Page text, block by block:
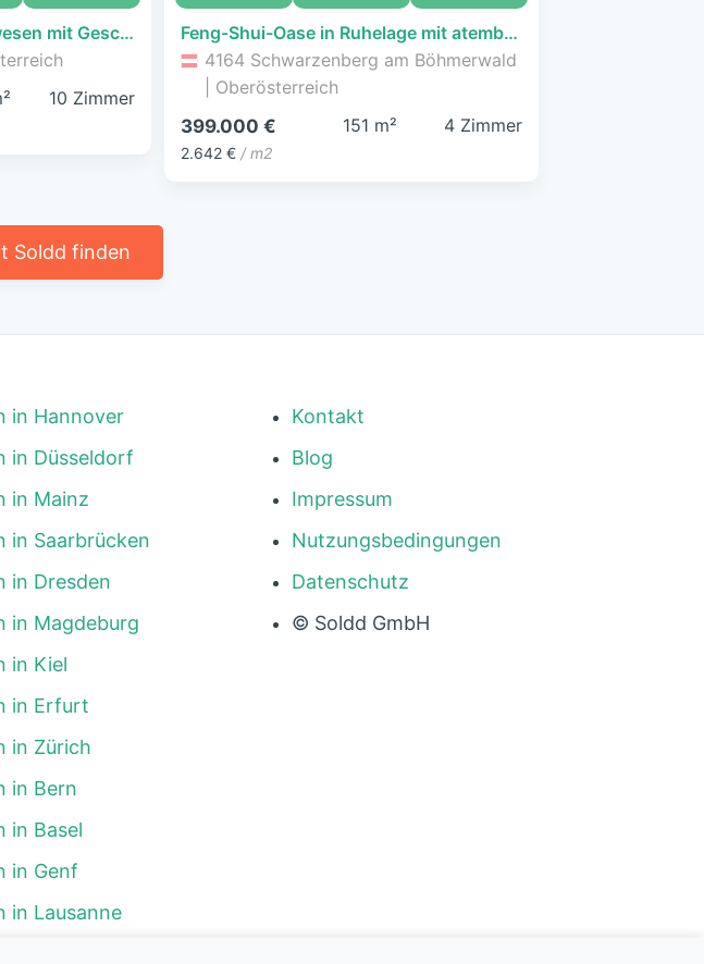
Einzigartiges Bauernanwesen mit Geschichte, Charme und großzügigem Raumangebot
10 Zimmer
Feng-Shui-Oase in Ruhelage mit atemberaubendem Weitblick
4164 Schwarzenberg am Böhmerwald
| Oberösterreich
399.000 €
2.642 € / m2
151 m² 4 Zimmer
Soldd finden
in Hannover
in Düsseldorf
in Mainz
in Saarbrücken
in Dresden
in Magdeburg
in Kiel
in Erfurt
in Zürich
in Bern
in Basel
in Genf
in Lausanne
Kontakt
Blog
Impressum
Nutzungsbedingungen
Datenschutz
© Soldd GmbH